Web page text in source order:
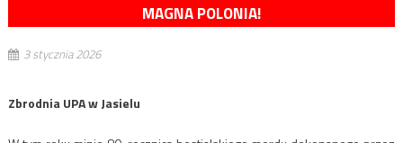
MAGNA POLONIA!
3 stycznia 2026
Zbrodnia UPA w Jasielu